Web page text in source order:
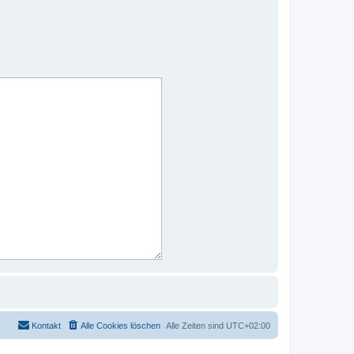
Alle Zeiten sind UTC+02:00
Alle Cookies löschen
Kontakt